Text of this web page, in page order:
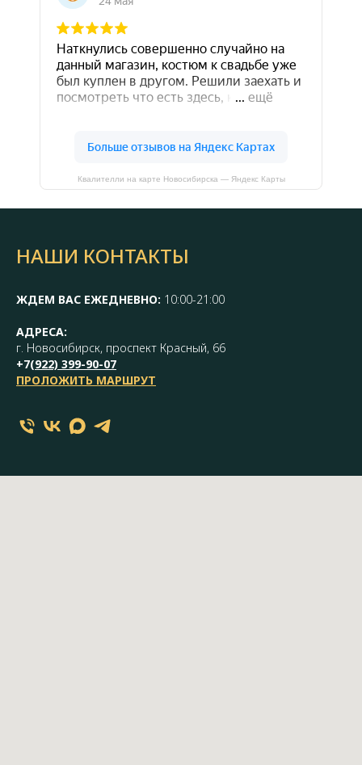
Квалителли на карте Новосибирска — Яндекс Карты
НАШИ КОНТАКТЫ
ЖДЕМ ВАС ЕЖЕДНЕВНО: 10:00-21:00
АДРЕСА:
г. Новосибирск, проспект Красный, 66
+7(922) 399-90-07
ПРОЛОЖИТЬ МАРШРУТ